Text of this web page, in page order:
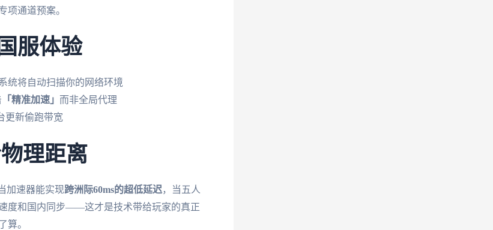
项通道预案。
服体验
统将自动扫描你的网络环境
「精准加速」 而非全局代理
更新偷跑带宽
理距离
加速器能实现跨洲际60ms的超低延迟，当五人
度和国内同步——这才是技术带给玩家的真正
算。